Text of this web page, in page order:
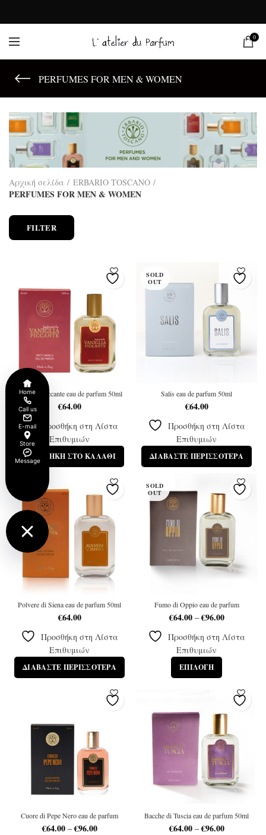
0
PERFUMES FOR MEN & WOMEN
Αρχική σελίδα ERBARIO TOSCANO
PERFUMES FOR MEN & WOMEN
FILTER
Vaniglia Piccante eau de parfum 50ml
€64.00
Προσθήκη στη Λίστα
Επιθυμιών
ΠΡΟΣΘΉΚΗ ΣΤΟ ΚΑΛΆΘΙ
SOLD
OUT
Salis eau de parfum 50ml
€64.00
Προσθήκη στη Λίστα
Επιθυμιών
ΔΙΑΒΆΣΤΕ ΠΕΡΙΣΣΌΤΕΡΑ
Polvere di Siena eau de parfum 50ml
€64.00
Προσθήκη στη Λίστα
Επιθυμιών
ΔΙΑΒΆΣΤΕ ΠΕΡΙΣΣΌΤΕΡΑ
SOLD
OUT
Fumo di Oppio eau de parfum
€64.00 – €96.00Price
€64.00
Προσθήκη στη Λίστα
Επιθυμιών
ΕΠΙΛΟΓΉ
Cuore di Pepe Nero eau de parfum
€64.00 – €96.00Price
Bacche di Tuscia eau de parfum 50ml
€64.00 – €96.00Price
Home
Call us
E-mail
Store
Message